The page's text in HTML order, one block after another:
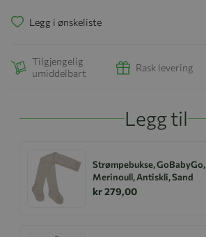
Legg i ønskeliste
Tilgjengelig
umiddelbart
Rask levering
Legg til
Strømpebukse, GoBabyGo,
Merinoull, Antiskli, Sand
kr 279,00